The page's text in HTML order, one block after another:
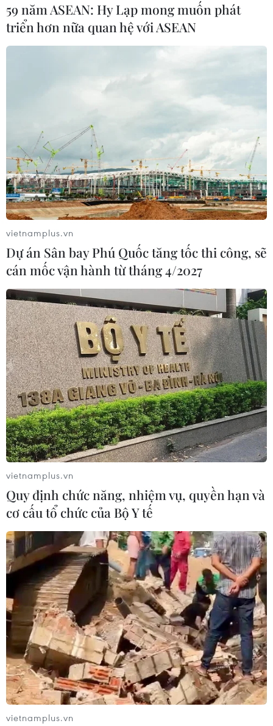
TIN CÙNG CHUYÊN MỤC
59 năm ASEAN: Hy Lạp mong muốn phát
triển hơn nữa quan hệ với ASEAN
vietnamplus.vn
Dự án Sân bay Phú Quốc tăng tốc thi công, sẽ
cán mốc vận hành từ tháng 4/2027
vietnamplus.vn
Quy định chức năng, nhiệm vụ, quyền hạn và
cơ cấu tổ chức của Bộ Y tế
vietnamplus.vn